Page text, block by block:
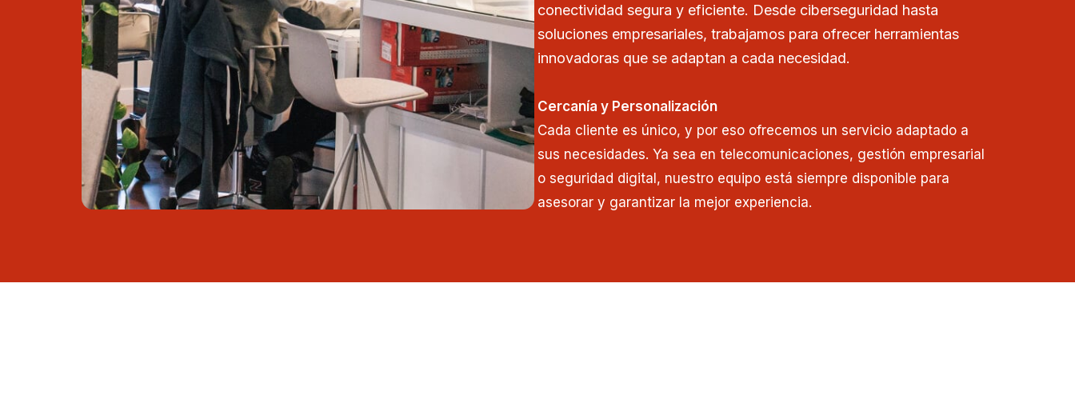
conectividad segura y eficiente. Desde ciberseguridad hasta
soluciones empresariales, trabajamos para ofrecer herramientas
innovadoras que se adaptan a cada necesidad.
Cercanía y Personalización
Cada cliente es único, y por eso ofrecemos un servicio adaptado a
sus necesidades. Ya sea en telecomunicaciones, gestión empresarial
o seguridad digital, nuestro equipo está siempre disponible para
asesorar y garantizar la mejor experiencia.